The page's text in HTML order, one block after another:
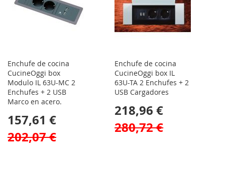
Enchufe de cocina
CucineOggi box
Modulo IL 63U-MC 2
Enchufes + 2 USB
Marco en acero.
157,61 €
202,07 €
Enchufe de cocina
CucineOggi box IL
63U-TA 2 Enchufes + 2
USB Cargadores
218,96 €
280,72 €